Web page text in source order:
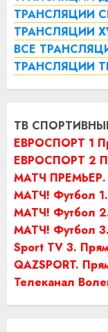
ТРАНСЛЯЦИИ
ТРАНСЛЯЦИИ
ВСЕ
ТРАНСЛЯЦИИ
ТВ
ЕВРОСПОРТ 1
ЕВРОСПОРТ 2
МАТЧ ПРЕМЬЕР.
МАТЧ! Футбол
МАТЧ! Футбол
МАТЧ! Футбол
Sport TV 3.
QAZSPORT.
Телеканал